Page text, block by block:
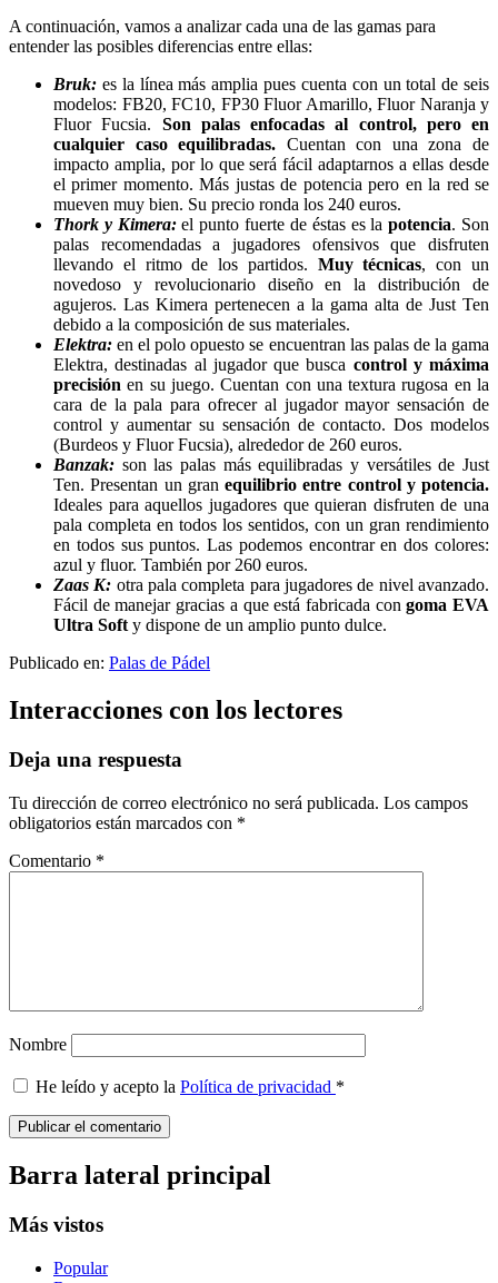
A continuación, vamos a analizar cada una de las gamas para
entender las posibles diferencias entre ellas:
Bruk: es la línea más amplia pues cuenta con un total de seis
modelos: FB20, FC10, FP30 Fluor Amarillo, Fluor Naranja y
Fluor Fucsia. Son palas enfocadas al control, pero en
cualquier caso equilibradas. Cuentan con una zona de
impacto amplia, por lo que será fácil adaptarnos a ellas desde
el primer momento. Más justas de potencia pero en la red se
mueven muy bien. Su precio ronda los 240 euros.
Thork y Kimera:el punto fuerte de éstas es lapotencia. Son
palas recomendadas a jugadores ofensivos que disfruten
llevando el ritmo de los partidos. Muy técnicas, con un
novedoso y revolucionario diseño en la distribución de
agujeros. Las Kimera pertenecen a la gama alta de Just Ten
debido a la composición de sus materiales.
Elektra:en el polo opuesto se encuentran las palas de la gama
Elektra, destinadas al jugador que busca control y máxima
precisión en su juego. Cuentan con una textura rugosa en la
cara de la pala para ofrecer al jugador mayor sensación de
control y aumentar su sensación de contacto. Dos modelos
(Burdeos y Fluor Fucsia), alrededor de 260 euros.
Banzak: son las palas más equilibradas y versátiles de Just
Ten. Presentan un gran equilibrio entre control y potencia.
Ideales para aquellos jugadores que quieran disfruten de una
pala completa en todos los sentidos, con un gran rendimiento
en todos sus puntos. Las podemos encontrar en dos colores:
azul y fluor. También por 260 euros.
Zaas K: otra pala completa para jugadores de nivel avanzado.
Fácil de manejar gracias a que está fabricada congoma EVA
Ultra Softy dispone de un amplio punto dulce.
Publicado en: Palas de Pádel
Interacciones con los lectores
Deja una respuesta
Tu dirección de correo electrónico no será publicada. Los campos
obligatorios están marcados con *
Comentario *
Nombre
He leído y acepto la Política de privacidad *
Barra lateral principal
Más vistos
Popular